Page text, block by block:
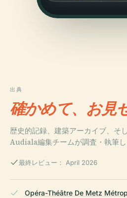
出典
確かめて、お見
歴史的記録、建築アーカイブ、そ
Audiala編集チームが調査・執筆し
最終レビュー： April 2026
Opéra-Théâtre De Metz